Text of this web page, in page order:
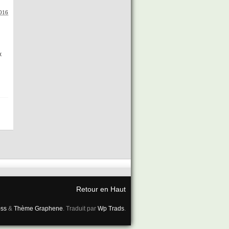
Retour en Haut
& Thème Graphene. Traduit par Wp Trads.